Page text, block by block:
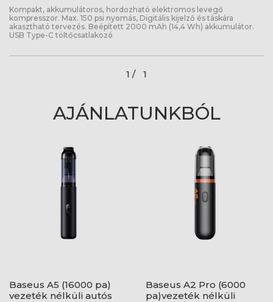
Kompakt, akkumulátoros, hordozható elektromos levegő
kompresszor. Max. 150 psi nyomás, Digitális kijelző és táskára
akasztható tervezés. Beépített 2000 mAh (14,4 Wh) akkumulátor.
USB Type-C töltőcsatlakozó
1 / 1
AJÁNLATUNKBÓL
Baseus A5 (16000 pa)
vezeték nélküli autós
Baseus A2 Pro (6000
pa)vezeték nélküli